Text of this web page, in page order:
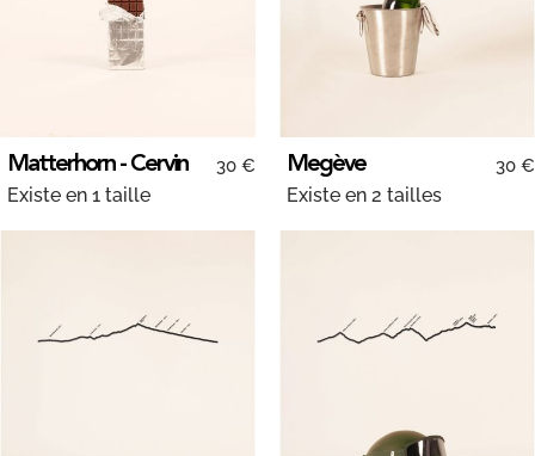
Matterhorn - Cervin 30 €
Existe en 1 taille
Megève 30 €
Existe en 2 tailles